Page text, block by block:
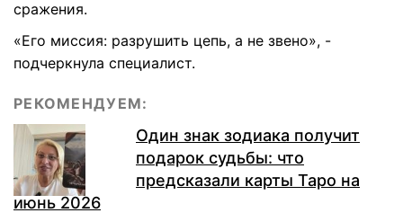
сражения.
«Его миссия: разрушить цепь, а не звено», -
подчеркнула специалист.
РЕКОМЕНДУЕМ:
Один знак зодиака получит
подарок судьбы: что
предсказали карты Таро на
июнь 2026